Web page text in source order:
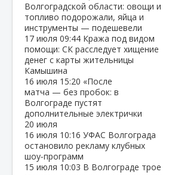
Волгоградской области: овощи и
топливо подорожали, яйца и
инструменты — подешевели
17 июля 09:44 Кража под видом
помощи: СК расследует хищение
денег с карты жительницы
Камышина
16 июля 15:20 «После
матча — без пробок: в
Волгограде пустят
дополнительные электрички
20 июля
16 июля 10:16 УФАС Волгограда
остановило рекламу клубных
шоу‑программ
15 июля 10:03 В Волгограде трое